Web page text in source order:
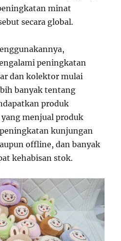
minat
secara global.
peningkatan
dan kolektor mulai
banyak tentang
produk
menjual produk
kunjungan
offline, dan banyak
kehabisan stok.